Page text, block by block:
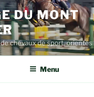
DU MONT
chevaux de sport, orientés
Menu